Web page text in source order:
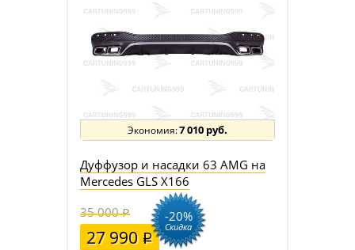
7 010 руб.
Дуффузор и насадки 63 AMG на
Mercedes GLS X166
35 000
27 990
-20%
Скидка